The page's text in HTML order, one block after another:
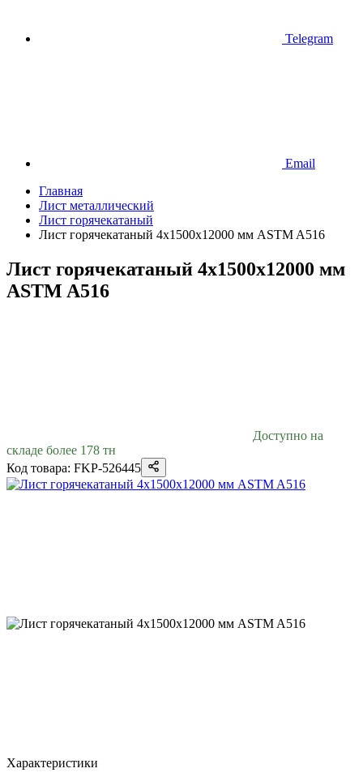
Telegram
Email
Главная
Лист металлический
Лист горячекатаный
Лист горячекатаный 4х1500х12000 мм ASTM A516
Лист горячекатаный 4х1500х12000 мм
ASTM A516
Доступно на
складе более 178 тн
Код товара: FKP-526445
Характеристики